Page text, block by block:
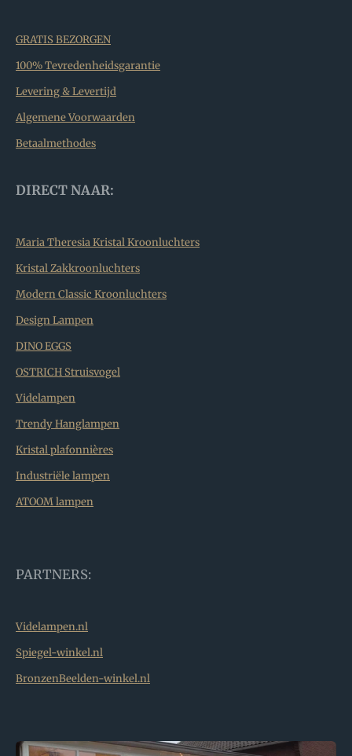
GRATIS BEZORGEN
100% Tevredenheidsgarantie
Levering & Levertijd
Algemene Voorwaarden
Betaalmethodes
DIRECT NAAR:
Maria Theresia Kristal Kroonluchters
Kristal Zakkroonluchters
Modern Classic Kroonluchters
Design Lampen
DINO EGGS
OSTRICH Struisvogel
Videlampen
Trendy Hanglampen
Kristal plafonnières
Industriële lampen
ATOOM lampen
PARTNERS:
Videlampen.nl
Spiegel-winkel.nl
BronzenBeelden-winkel.nl